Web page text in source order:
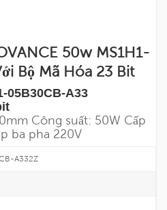
50w MS1H1-
Bộ Mã Hóa 23 Bit
05B30CB-A33
Công suất: 50W Cấp
ba pha 220V
A332Z